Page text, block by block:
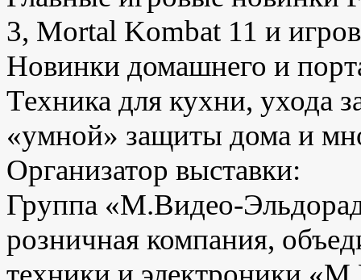
3, Mortal Kombat 11 и
Новинки домашнего и
Техника для кухни, ухода
«умной» защиты дома и
Организатор выставки:
Группа «М.Видео-
розничная компания,